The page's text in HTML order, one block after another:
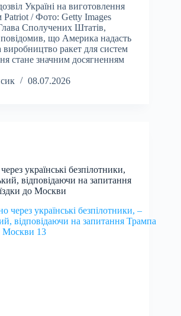
Україні на виготовлення
Patriot / Фото: Getty Images
Сполучених Штатів,
що Америка надасть
виробництво ракет для систем
стане значним досягненням
08.07.2026
українські безпілотники,
відповідаючи на запитання
до Москви